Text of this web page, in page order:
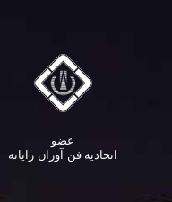
عضو
اتحادیه فن آوران رایانه